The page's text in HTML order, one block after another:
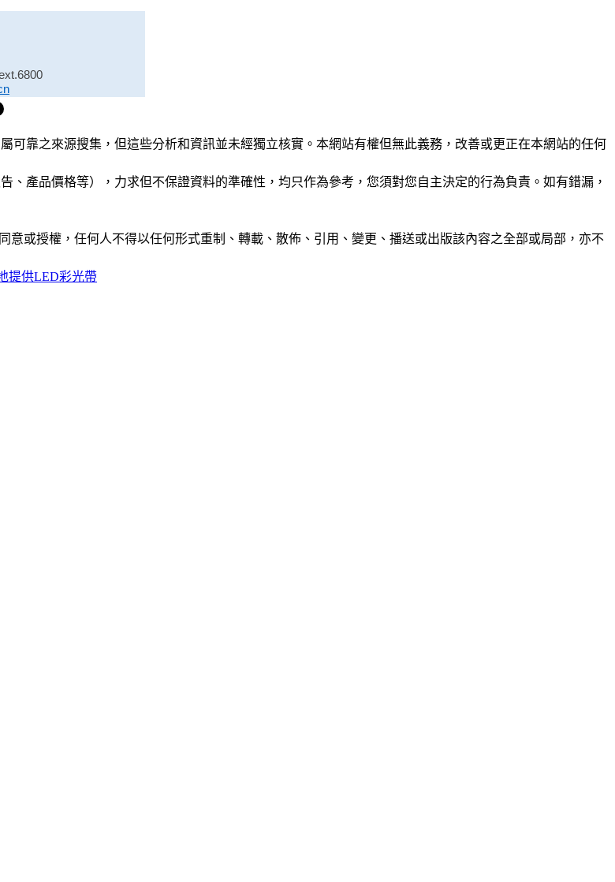
可靠之來源搜集，但這些分析和資訊並未經獨立核實。本網站有權但無此義務，改善或更正在本網站的任何
、產品價格等），力求但不保證資料的準確性，均只作為參考，您須對您自主決定的行為負責。如有錯漏，
意或授權，任何人不得以任何形式重制、轉載、散佈、引用、變更、播送或出版該內容之全部或局部，亦不
提供LED彩光帶